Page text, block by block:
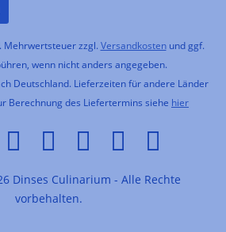
Mehrwertsteuer zzgl. Versandkostenund ggf.
wenn nicht anders angegeben.
Deutschland. Lieferzeiten für andere Länder
Berechnung des Liefertermins siehe hier
Dinses Culinarium - Alle Rechte
vorbehalten.